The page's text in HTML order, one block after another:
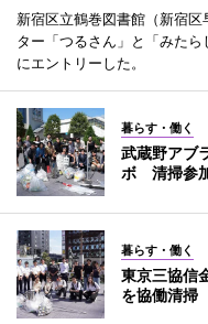
新宿区立鶴巻図書館（新宿
ター「つるさん」と「みた
にエントリーした。
暮らす・働く
武蔵野アブ
ボ 清掃参
暮らす・働く
東京三協信
を協働清掃